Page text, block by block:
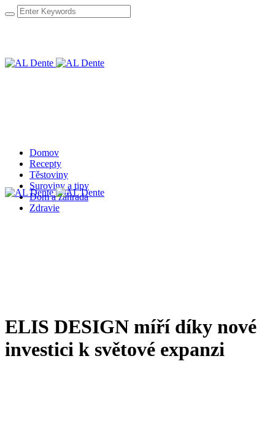
Domov
Recepty
Těstoviny
Suroviny a tipy
Dom a záhrada
Zdravie
ELIS DESIGN míří díky nové
investici k světové expanzi